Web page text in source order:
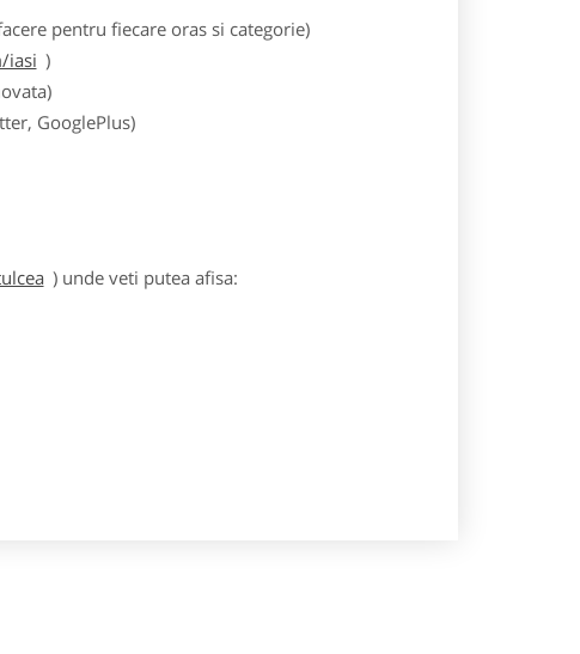
pentru fiecare oras si categorie)
iasi )
GooglePlus)
) unde veti putea afisa: